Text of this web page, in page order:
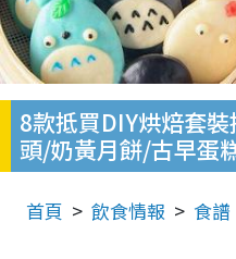
8款抵買DIY烘焙套
頭/奶黃月餅/古早蛋
首頁 飲食情報 食譜